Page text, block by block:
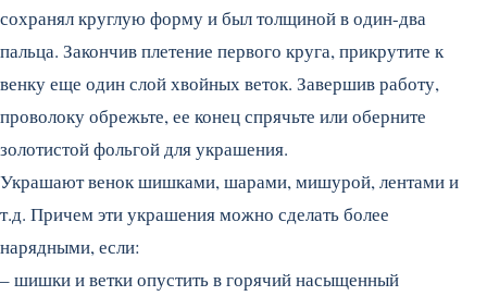
сохранял круглую форму и был толщиной в один-два
пальца. Закончив плетение первого круга, прикрутите к
венку еще один слой хвойных веток. Завершив работу,
проволоку обрежьте, ее конец спрячьте или оберните
золотистой фольгой для украшения.
Украшают венок шишками, шарами, мишурой, лентами и
т.д. Причем эти украшения можно сделать более
нарядными, если:
– шишки и ветки опустить в горячий насыщенный